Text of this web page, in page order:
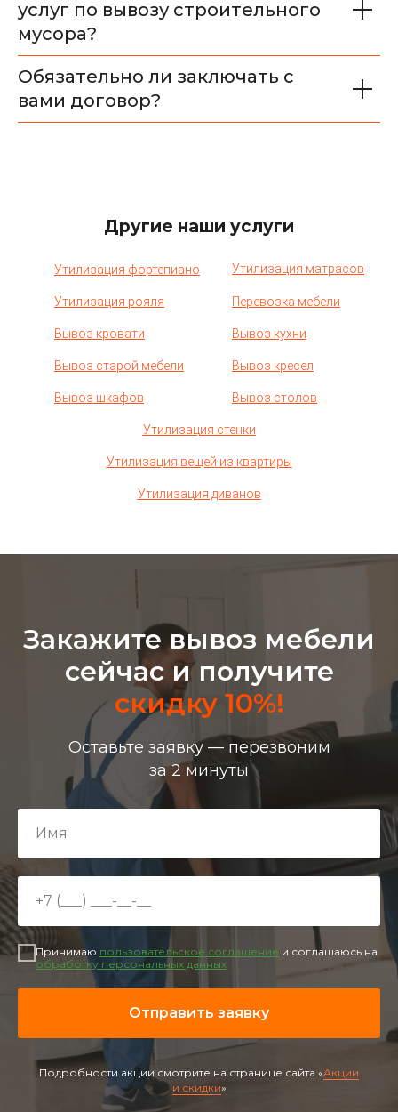
услуг по вывозу строительного
мусора?
Обязательно ли заключать с
вами договор?
Другие наши услуги
Вывоз столов
Вывоз шкафов
Вывоз кресел
Утилизация фортепиано
Вывоз кухни
Вывоз кровати
Перевозка мебели
Утилизация рояля
Утилизация стенки
Утилизация диванов
Утилизация матрасов
Утилизация вещей из квартиры
Вывоз старой мебели
Закажите вывоз мебели
сейчас и получите
скидку 10%!
Оставьте заявку — перезвоним
за 2 м инуты
Принимаю пользовательское соглашение и соглашаюсь на
обработку персональных данных
Отправить заявку
Подробности акции смотрите на странице сайта «Акции
и скидки»